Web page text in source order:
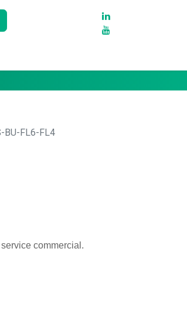
BU-FL6-FL4
commercial.